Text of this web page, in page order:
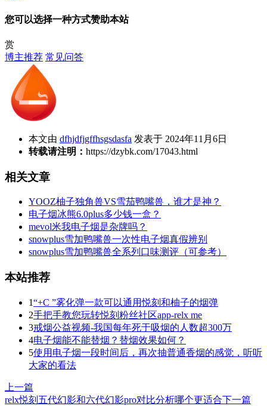
您可以选择一种方式赞助本站
赏
博主推荐 常见问答
本文由 dfhjdfjgffhsgsdasfa 发表于 2024年11月6日
转载请注明： https://dzybk.com/17043.html
相关文章
YOOZ柚子独角兽VS雪茄鸭嘴兽，谁才是神？
电子烟冰熊6.0plus多少钱一盒？
mevol米我电子烟是杂牌吗？
snowplus雪加鸭嘴兽一次性电子烟真假辨别
snowplus雪加鸭嘴兽全系列口味测评（可参考）
本站推荐
1“+C ”雾化弹一款可以通用悦刻和柚子的烟弹
2手把手教您玩转悦刻粉丝社区app-relx me
3戒烟公益视频-我国每年死于吸烟的人数超300万
4电子烟能不能替烟？替烟效果如何？
5使用电子烟一段时间后，再次抽普通香烟的感觉，听听
大家的看法
上一篇
relx悦刻五代幻影和六代幻影pro对比分析哪个更适合下一篇